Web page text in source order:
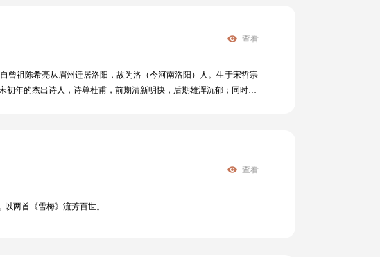
查看
曾祖陈希亮从眉州迁居洛阳，故为洛（今河南洛阳）人。生于宋哲宗
初年的杰出诗人，诗尊杜甫，前期清新明快，后期雄浑沉郁；同时也
查看
两首《雪梅》流芳百世。